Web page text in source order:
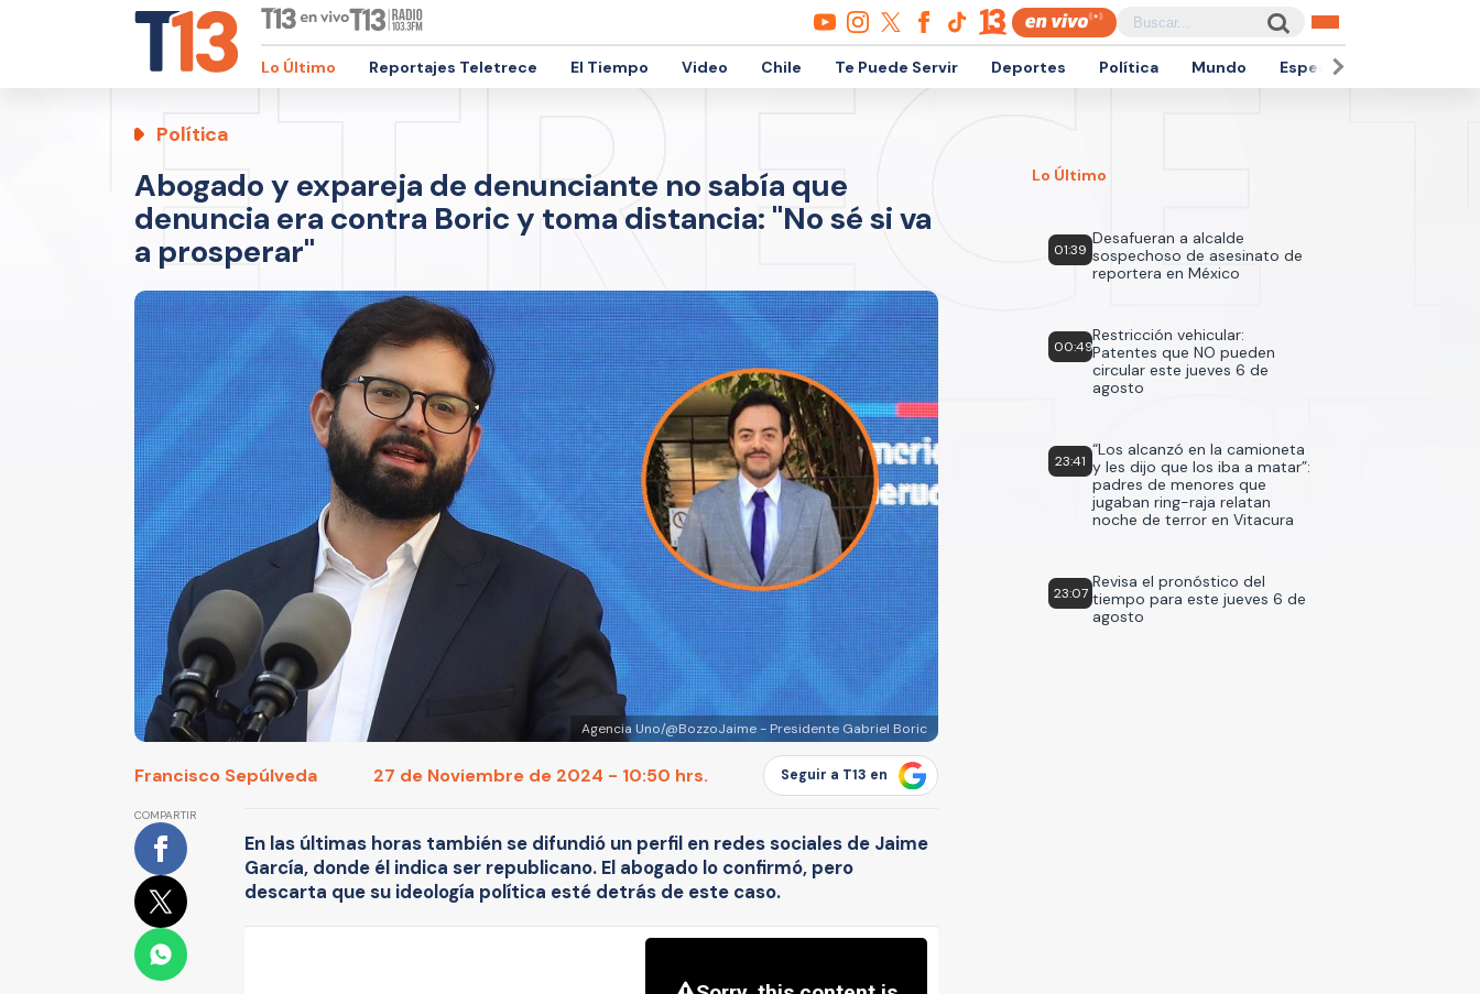
Lo Último Reportajes Teletrece El Tiempo Video Chile Te Puede Servir Deportes Política Mundo Espectáculos
Política
Abogado y expareja de denunciante no sabía que
denuncia era contra Boric y toma distancia: "No sé si va
a prosperar"
Agencia Uno/@BozzoJaime - Presidente Gabriel Boric
Francisco Sepúlveda 27 de Noviembre de 2024 - 10:50 hrs. Seguir a T13 en
COMPARTIR
En las últimas horas también se difundió un perfil en redes sociales de Jaime
García, donde él indica ser republicano. El abogado lo confirmó, pero
descarta que su ideología política esté detrás de este caso.
Lo Último
01:39
Desafueran a alcalde
sospechoso de asesinato de
reportera en México
00:49
Restricción vehicular:
Patentes que NO pueden
circular este jueves 6 de
agosto
23:41
“Los alcanzó en la camioneta
y les dijo que los iba a matar”:
padres de menores que
jugaban ring-raja relatan
noche de terror en Vitacura
23:07
Revisa el pronóstico del
tiempo para este jueves 6 de
agosto